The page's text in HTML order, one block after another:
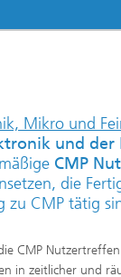
Mikro und
und der
CMP
die
zu CMP tätig
CMP
in zeitlicher und